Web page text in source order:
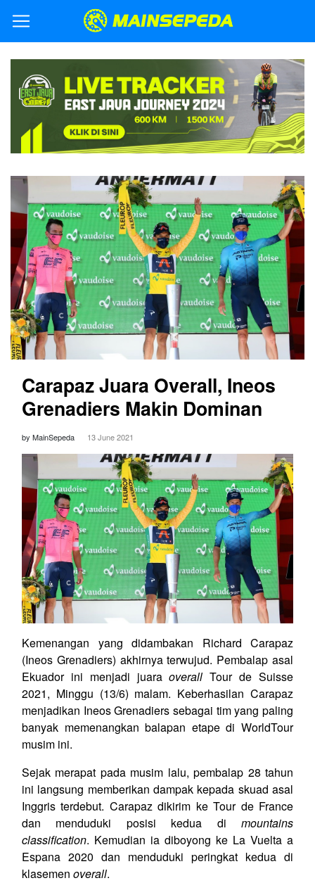
Carapaz Juara Overall, Ineos
Grenadiers Makin Dominan
by MainSepeda 13 June 2021
Kemenangan yang didambakan Richard Carapaz
(Ineos Grenadiers) akhirnya terwujud. Pembalap asal
Ekuador ini menjadi juaraoverall Tour de Suisse
2021, Minggu (13/6) malam. Keberhasilan Carapaz
menjadikan Ineos Grenadiers sebagai tim yang paling
banyak memenangkan balapan etape di WorldTour
musim ini.
Sejak merapat pada musim lalu, pembalap 28 tahun
ini langsung memberikan dampak kepada skuad asal
Inggris terdebut. Carapaz dikirim ke Tour de France
dan menduduki posisi kedua di mountains
classification. Kemudian ia diboyong ke La Vuelta a
Espana 2020 dan menduduki peringkat kedua di
klasemen overall.